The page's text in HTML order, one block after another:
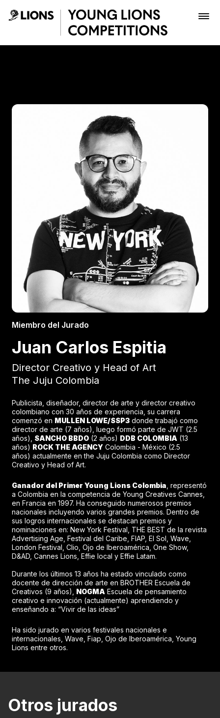
Saltar al contenido principal
Inscribir
Boletería
Miembro del Jurado
Juan Carlos Espitia
Director Creativo y Head of Art
The Juju Colombia
Publicista, diseñador, director de arte y director creativo
colombiano con 30 años de experiencia, su carrera
comenzó en MULLEN LOWE/SSP3 donde trabajó como
director de arte (7 años), luego formó parte de JWT (2.5
años), SANCHO BBDO (2 años) DDB COLOMBIA (13
años) ROCK THE AGENCY Colombia - México (2.5
años) actualmente en the Juju Colombia como Director
Creativo y Head of Art.
Ganador del Primer Young Lions Colombia, representó
a Colombia en la competencia de Young Creatives Cannes,
en Francia en 1997. Ha conseguido numerosos premios
nacionales incluyendo varios grandes premios. Dentro de
sus logros internacionales se destacan premios y
nominaciones en: New York Festival, THE BEST de la revista
Advertising Age, Festival del Caribe, FIAP, El Sol, Wave,
London Festival, Clio, Ojo de Iberoamérica, One Show,
D&AD, Cannes Lions, Effie local y Effie Latam.
Durante los últimos 13 años ha estado vinculado como
docente de dirección de arte en BROTHER Escuela de
Creativos (9 años), NOGMA Escuela de pensamiento
creativo e innovación (actualmente) aprendiendo y
enseñando a: “Vivir de las ideas”
Ha sido jurado en varios festivales nacionales e
internacionales, Wave, Fiap, Ojo de Iberoamérica, Young
Lions entre otros.
Otros jurados